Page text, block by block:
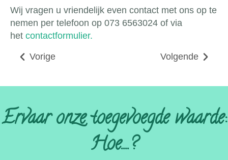
Wij vragen u vriendelijk even contact met ons op te
nemen per telefoon op 073 6563024 of via
het contactformulier.
Vorige Volgende
Ervaar onze toegevoegde waarde:
Hoe....?